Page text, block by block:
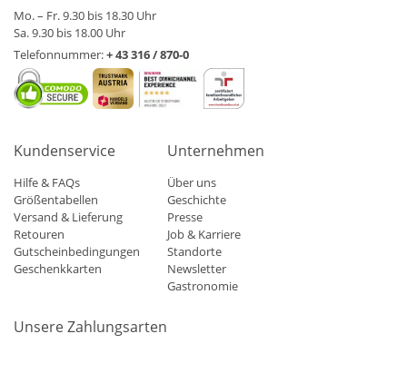
Mo. – Fr. 9.30 bis 18.30 Uhr
Sa. 9.30 bis 18.00 Uhr
Telefonnummer:+ 43 316 / 870-0
Kundenservice
Hilfe & FAQs
Größentabellen
Versand & Lieferung
Retouren
Gutscheinbedingungen
Geschenkkarten
Unternehmen
Über uns
Geschichte
Presse
Job & Karriere
Standorte
Newsletter
Gastronomie
Unsere Zahlungsarten